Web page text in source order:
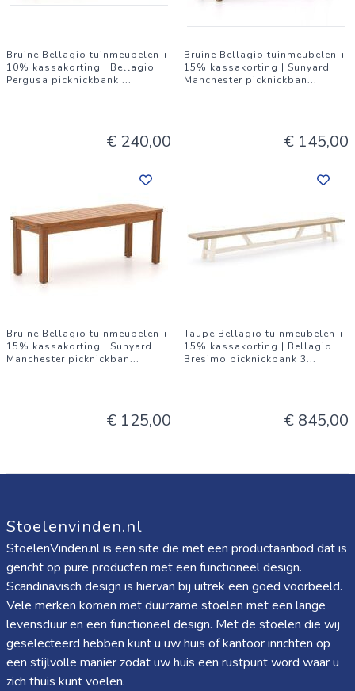
Bruine Bellagio tuinmeubelen +
10% kassakorting | Bellagio
Pergusa picknickbank ...
€ 240,00
Bruine Bellagio tuinmeubelen +
15% kassakorting | Sunyard
Manchester picknickban...
€ 145,00
Bruine Bellagio tuinmeubelen +
15% kassakorting | Sunyard
Manchester picknickban...
€ 125,00
Taupe Bellagio tuinmeubelen +
15% kassakorting | Bellagio
Bresimo picknickbank 3...
€ 845,00
Stoelenvinden.nl
StoelenVinden.nl is een site die met een productaanbod dat is
gericht op pure producten met een functioneel design.
Scandinavisch design is hiervan bij uitrek een goed voorbeeld.
Vele merken komen met duurzame stoelen met een lange
levensduur en een functioneel design. Met de stoelen die wij
geselecteerd hebben kunt u uw huis of kantoor inrichten op
een stijlvolle manier zodat uw huis een rustpunt word waar u
zich thuis kunt voelen.